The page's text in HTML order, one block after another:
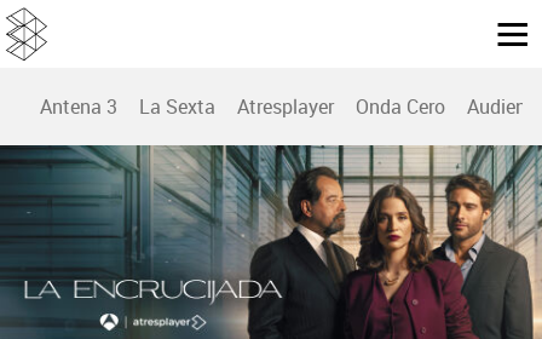
Antena 3 La Sexta Atresplayer Onda Cero